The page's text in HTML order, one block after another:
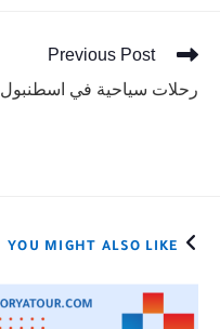
Previous Post
رحلات سياحية في اسطنبول
YOU MIGHT ALSO LIKE